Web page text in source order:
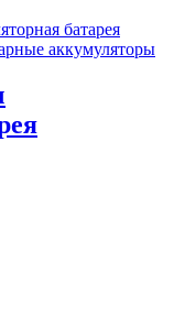
аккумуляторы